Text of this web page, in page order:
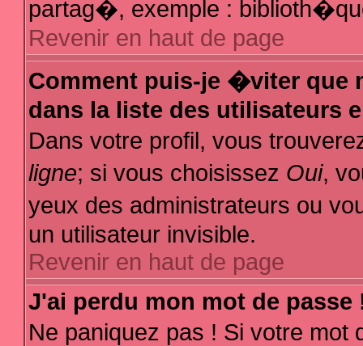
partag�, exemple :
Revenir en haut de page
Comment puis-je �viter que
dans la liste des utilisateurs
Dans votre profil, vous
ligne; si vous choisissez Oui,
yeux des administrateurs ou
un utilisateur invisible.
Revenir en haut de page
J'ai perdu mon mot de passe
Ne paniquez pas ! Si votre